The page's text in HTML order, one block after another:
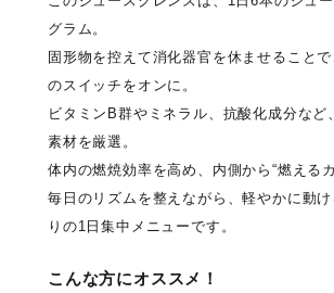
グラム。
固形物を控えて消化器官を休ませること
のスイッチをオンに。
ビタミンB群やミネラル、抗酸化成分な
素材を厳選。
体内の燃焼効率を高め、内側から“燃える
毎日のリズムを整えながら、軽やかに動
りの1日集中メニューです。
こんな方にオススメ！